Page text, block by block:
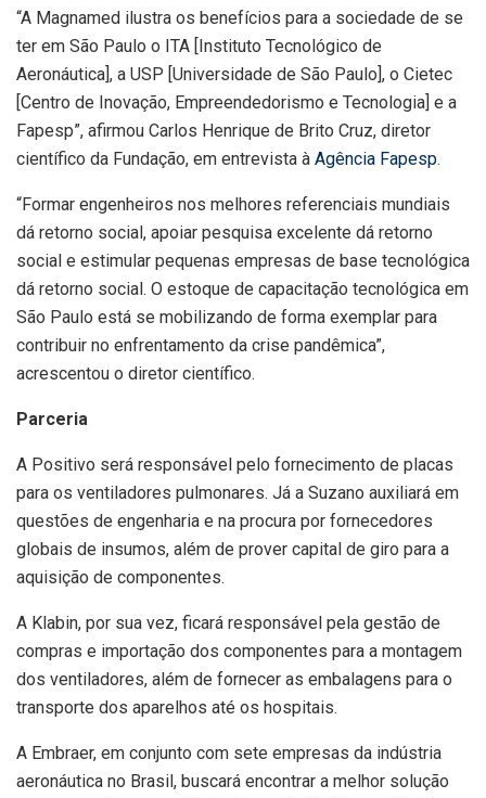
“A Magnamed ilustra os benefícios para a sociedade de se
ter em São Paulo o ITA [Instituto Tecnológico de
Aeronáutica], a USP [Universidade de São Paulo], o Cietec
[Centro de Inovação, Empreendedorismo e Tecnologia] e a
Fapesp”, afirmou Carlos Henrique de Brito Cruz, diretor
científico da Fundação, em entrevista à Agência Fapesp.
“Formar engenheiros nos melhores referenciais mundiais
dá retorno social, apoiar pesquisa excelente dá retorno
social e estimular pequenas empresas de base tecnológica
dá retorno social. O estoque de capacitação tecnológica em
São Paulo está se mobilizando de forma exemplar para
contribuir no enfrentamento da crise pandêmica”,
acrescentou o diretor científico.
Parceria
A Positivo será responsável pelo fornecimento de placas
para os ventiladores pulmonares. Já a Suzano auxiliará em
questões de engenharia e na procura por fornecedores
globais de insumos, além de prover capital de giro para a
aquisição de componentes.
A Klabin, por sua vez, ficará responsável pela gestão de
compras e importação dos componentes para a montagem
dos ventiladores, além de fornecer as embalagens para o
transporte dos aparelhos até os hospitais.
A Embraer, em conjunto com sete empresas da indústria
aeronáutica no Brasil, buscará encontrar a melhor solução